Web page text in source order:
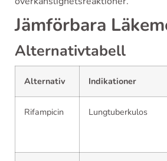
Jämförbara
Alternativtabell
Alternativ Indikationer
Rifampicin Lungtuberkulos